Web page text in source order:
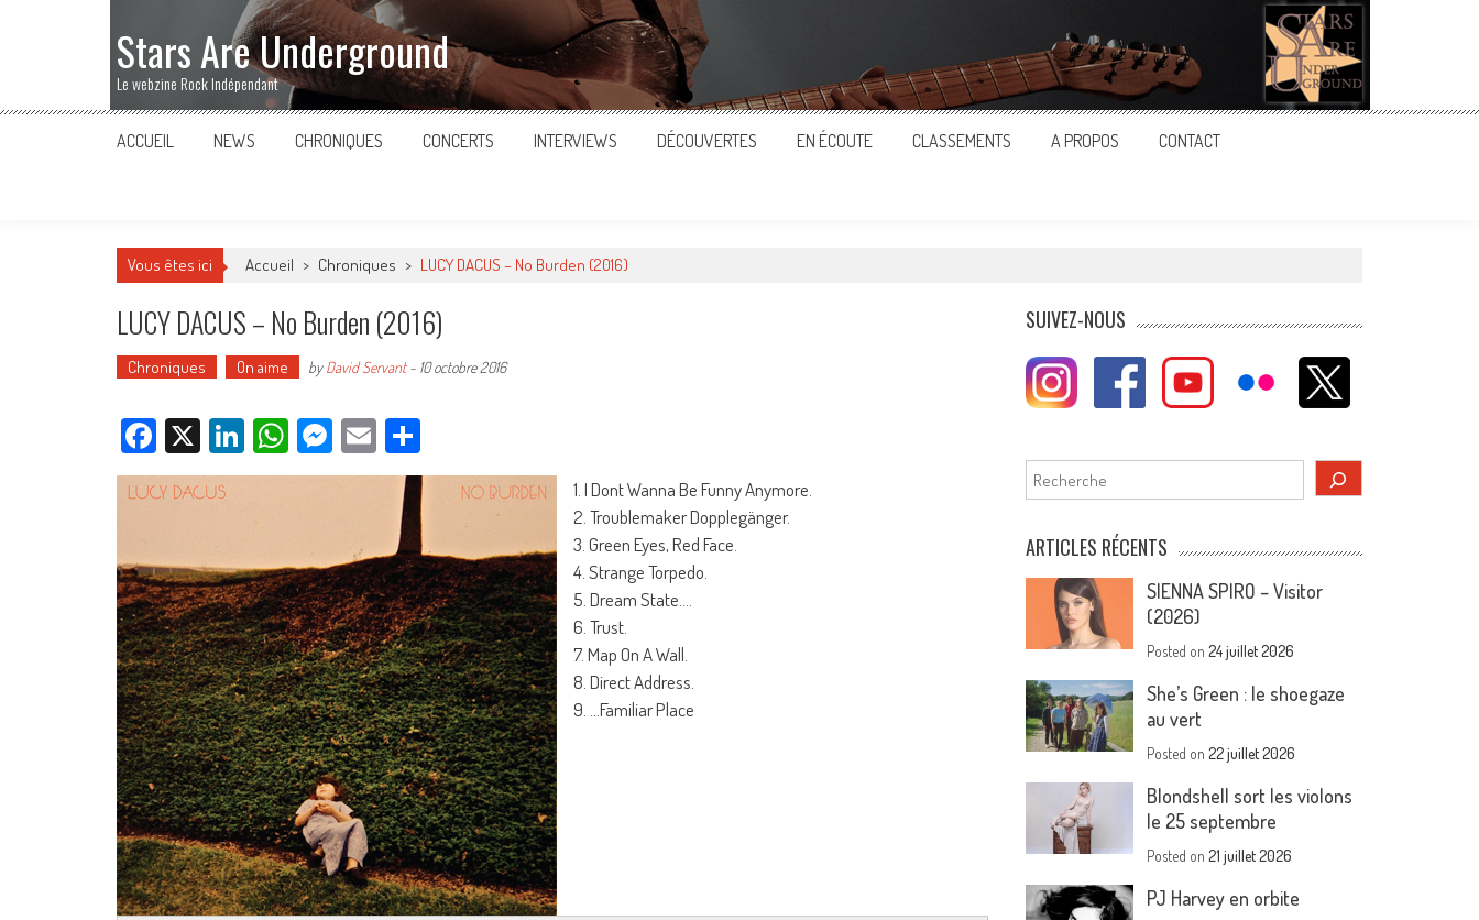
Stars Are Underground
Le webzine Rock Indépendant
ACCUEIL NEWS CHRONIQUES CONCERTS INTERVIEWS DÉCOUVERTES EN ÉCOUTE CLASSEMENTS A PROPOS CONTACT
Vous êtes ici Accueil > Chroniques > LUCY DACUS – No Burden (2016)
LUCY DACUS – No Burden (2016)
Chroniques On aime byDavid Servant- 10 octobre 2016
Facebook
X LinkedIn
WhatsApp
Messenger
Email
1. I Dont Wanna Be Funny Anymore.
2. Troublemaker Dopplegänger.
3. Green Eyes, Red Face.
4. Strange Torpedo.
5. Dream State….
6. Trust.
7. Map On A Wall.
8. Direct Address.
9. …Familiar Place
SUIVEZ-NOUS
Rechercher
ARTICLES RÉCENTS
SIENNA SPIRO – Visitor
(2026)
Posted on24 juillet 2026
She’s Green : le shoegaze
au vert
Posted on22 juillet 2026
Blondshell sort les violons
le 25 septembre
Posted on21 juillet 2026
PJ Harvey en orbite